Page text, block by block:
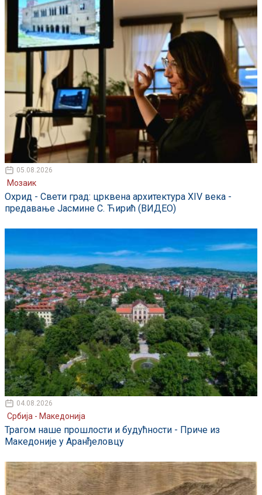
05.08.2026
Мозаик
Охрид - Свети град: црквена архитектура XIV века -
предавање Јасмине С. Ћирић (ВИДЕО)
04.08.2026
Србија - Македонија
Трагом наше прошлости и будућности - Приче из
Македоније у Аранђеловцу